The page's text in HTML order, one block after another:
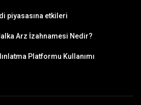
piyasasına etkileri
Arz İzahnamesi Nedir?
Platformu Kullanımı